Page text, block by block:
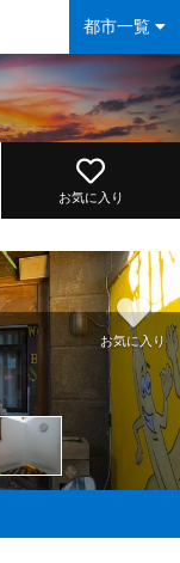
都市一覧
お気に入り
お気に入り